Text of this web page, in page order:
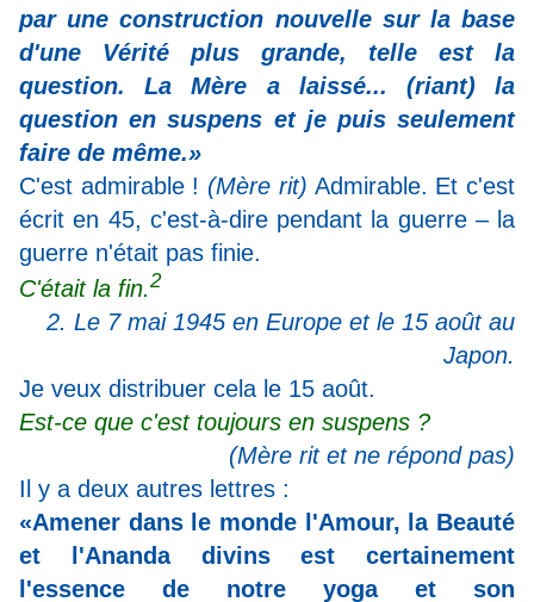
par une construction nouvelle sur la base
d'une Vérité plus grande, telle est la
question. La Mère a laissé... (riant) la
question en suspens et je puis seulement
faire de même.»
C'est admirable ! (Mère rit) Admirable. Et c'est
écrit en 45, c'est-à-dire pendant la guerre – la
guerre n'était pas finie.
C'était la fin.2
2. Le 7 mai 1945 en Europe et le 15 août au
Japon.
Je veux distribuer cela le 15 août.
Est-ce que c'est toujours en suspens ?
(Mère rit et ne répond pas)
Il y a deux autres lettres :
«Amener dans le monde l'Amour, la Beauté
et l'Ananda divins est certainement
l'essence de notre yoga et son